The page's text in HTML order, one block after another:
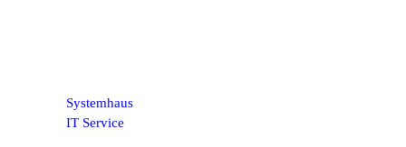
Systemhaus
IT Service